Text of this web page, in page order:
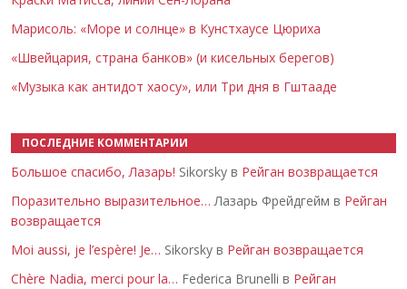
Марисоль: «Море и солнце» в Кунстхаусе Цюриха
«Швейцария, страна банков» (и кисельных берегов)
«Музыка как антидот хаосу», или Три дня в Гштааде
ПОСЛЕДНИЕ КОММЕНТАРИИ
Большое спасибо, Лазарь! Sikorsky в Рейган возвращается
Поразительно выразительное… Лазарь Фрейдгейм в Рейган
возвращается
Moi aussi, je l’espère! Je… Sikorsky в Рейган возвращается
Chère Nadia, merci pour la… Federica Brunelli в Рейган